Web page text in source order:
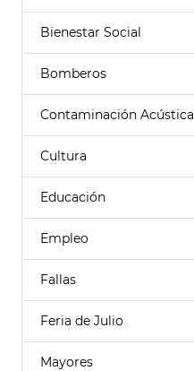
Bienestar Social
Bomberos
Contaminación Acústica
Cultura
Educación
Empleo
Fallas
Feria de Julio
Mayores